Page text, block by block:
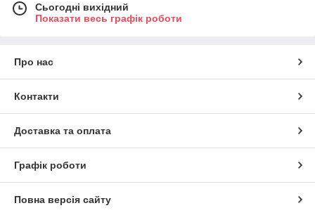
Сьогодні вихідний
Показати весь графік роботи
Про нас
Контакти
Доставка та оплата
Графік роботи
Повна версія сайту